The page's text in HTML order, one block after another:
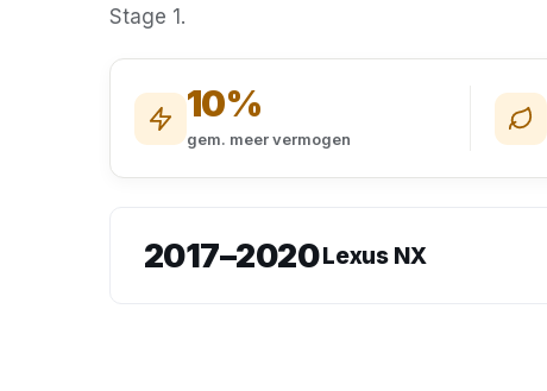
Stage 1.
10%
gem. meer vermogen
2017–2020Lexus NX